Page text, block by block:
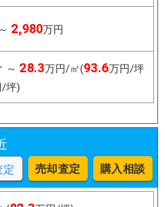
2,980万円
～ 28.3万円/㎡(93.6万円/坪
/坪)
定 売却査定 購入相談